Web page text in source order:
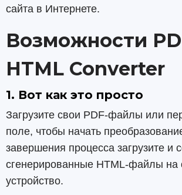
сайта в Интернете.
Возможности
HTML Converter
1. Вот как это просто
Загрузите свои PDF-файлы или
поле, чтобы начать
завершения процесса загрузите и
сгенерированные HTML-файлы на
устройство.